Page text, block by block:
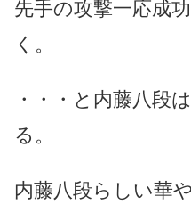
先手の攻撃一応成
く。
・・・と内藤八段
る。
内藤八段らしい華